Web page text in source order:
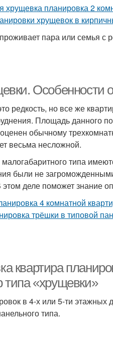
пара или семья с
Особенности
редкость, но все же
Площадь данного
обычному
весьма несложной.
типа
были не
деле поможет знание
квартира
типа «хрущевки»
в 4-х или 5-ти этажных
типа.